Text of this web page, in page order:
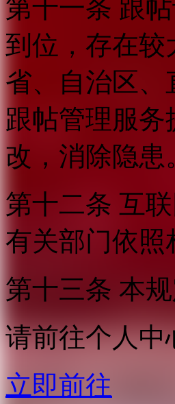
第十一条 跟
到位，存在
省、自治区
跟帖管理服
改，消除隐患
第十二条 互
有关部门依照
第十三条 本
请前往个人中
立即前往